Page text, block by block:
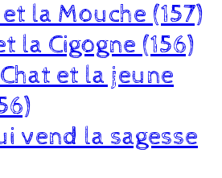
et la Mouche (157)
la Cigogne (156)
et la jeune
vend la sagesse